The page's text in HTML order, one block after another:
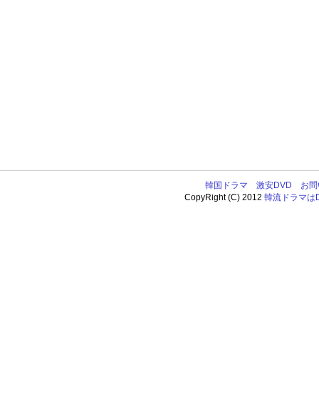
韓国ドラマ 激安DVD
お
CopyRight (C) 2012韓流ドラマは